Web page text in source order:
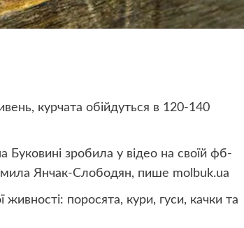
курчата обійдуться в 120-140
Буковині зробила у відео на своїй фб-
Янчак-Слободян, пише molbuk.ua
поросята, кури, гуси, качки та